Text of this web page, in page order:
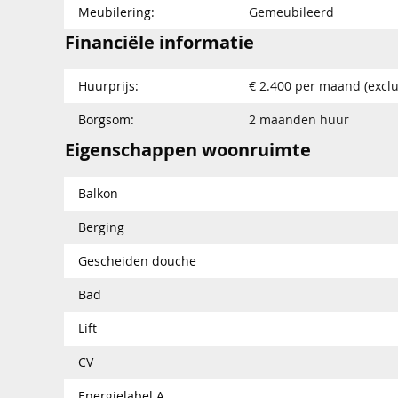
Meubilering:
Gemeubileerd
Financiële informatie
Huurprijs:
€ 2.400 per maand
Borgsom:
2 maanden huur
Eigenschappen woonruimte
Balkon
Berging
Gescheiden douche
Bad
Lift
CV